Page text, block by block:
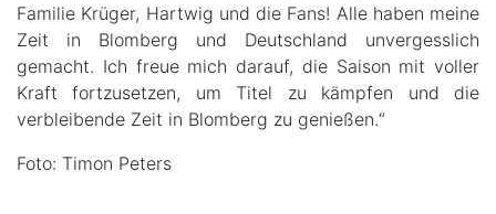
Familie Krüger, Hartwig und die Fans! Alle haben meine
Zeit in Blomberg und Deutschland unvergesslich
gemacht. Ich freue mich darauf, die Saison mit voller
Kraft fortzusetzen, um Titel zu kämpfen und die
verbleibende Zeit in Blomberg zu genießen.“
Foto: Timon Peters